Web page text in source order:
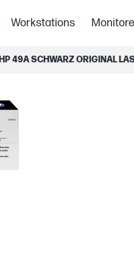
Workstations Monitore
HP 49A SCHWARZ ORIGINAL